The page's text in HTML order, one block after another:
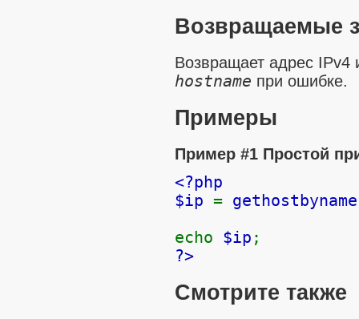
Возвращаемые
Возвращает адрес IPv4
hostname при ошибке.
Примеры
Пример #1 Простой
<?php
$ip = gethostbyname
echo $ip ;
?>
Смотрите также